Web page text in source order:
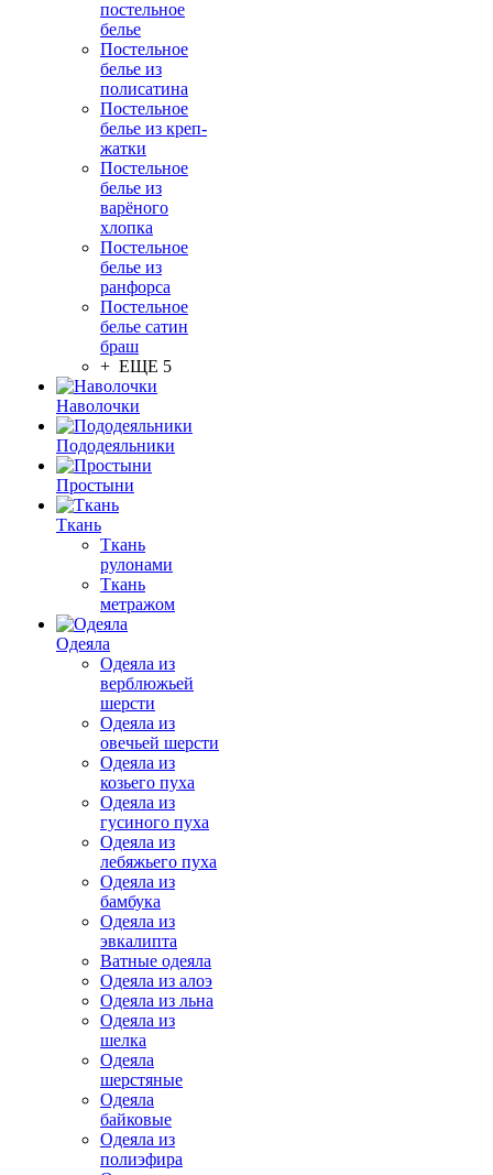
постельное
белье
Постельное
белье из
полисатина
Постельное
белье из креп-
жатки
Постельное
белье из
варёного
хлопка
Постельное
белье из
ранфорса
Постельное
белье сатин
браш
+ ЕЩЕ 5
Наволочки
Пододеяльники
Простыни
Ткань
Ткань
рулонами
Ткань
метражом
Одеяла
Одеяла из
верблюжьей
шерсти
Одеяла из
овечьей шерсти
Одеяла из
козьего пуха
Одеяла из
гусиного пуха
Одеяла из
лебяжьего пуха
Одеяла из
бамбука
Одеяла из
эвкалипта
Ватные одеяла
Одеяла из алоэ
Одеяла из льна
Одеяла из
шелка
Одеяла
шерстяные
Одеяла
байковые
Одеяла из
полиэфира